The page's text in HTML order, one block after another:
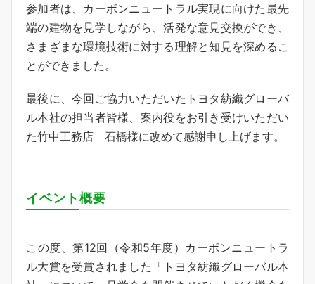
参加者は、カーボンニュートラル実現に向けた最先
端の建物を見学しながら、活発な意見交換ができ、
さまざまな環境技術に対する理解と知見を深めるこ
とができました。
最後に、今回ご協力いただいたトヨタ紡織グローバ
ル本社の担当者皆様、案内役をお引き受けいただい
た竹中工務店 石橋様に改めて感謝申し上げます。
イベント概要
この度、第12回（令和5年度）カーボンニュートラ
ル大賞を受賞されました「トヨタ紡織グローバル本